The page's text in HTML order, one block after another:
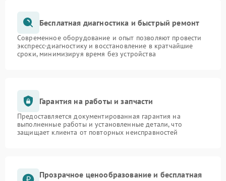
Бесплатная диагностика и быстрый ремонт
Современное оборудование и опыт позволяют провести
экспресс-диагностику и восстановление в кратчайшие
сроки, минимизируя время без устройства
Гарантия на работы и запчасти
Предоставляется документированная гарантия на
выполненные работы и установленные детали, что
защищает клиента от повторных неисправностей
Прозрачное ценообразование и бесплатная